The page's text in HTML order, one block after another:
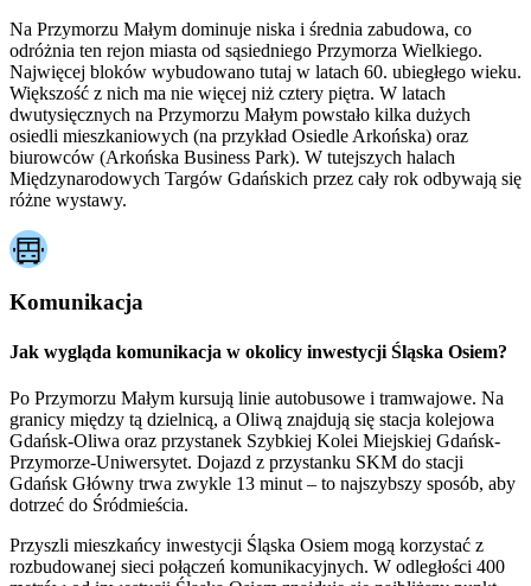
Na Przymorzu Małym dominuje niska i średnia zabudowa, co
odróżnia ten rejon miasta od sąsiedniego Przymorza Wielkiego.
Najwięcej bloków wybudowano tutaj w latach 60. ubiegłego wieku.
Większość z nich ma nie więcej niż cztery piętra. W latach
dwutysięcznych na Przymorzu Małym powstało kilka dużych
osiedli mieszkaniowych (na przykład Osiedle Arkońska) oraz
biurowców (Arkońska Business Park). W tutejszych halach
Międzynarodowych Targów Gdańskich przez cały rok odbywają się
różne wystawy.
Komunikacja
Jak wygląda komunikacja w okolicy inwestycji Śląska Osiem?
Po Przymorzu Małym kursują linie autobusowe i tramwajowe. Na
granicy między tą dzielnicą, a Oliwą znajdują się stacja kolejowa
Gdańsk-Oliwa oraz przystanek Szybkiej Kolei Miejskiej Gdańsk-
Przymorze-Uniwersytet. Dojazd z przystanku SKM do stacji
Gdańsk Główny trwa zwykle 13 minut – to najszybszy sposób, aby
dotrzeć do Śródmieścia.
Przyszli mieszkańcy inwestycji Śląska Osiem mogą korzystać z
rozbudowanej sieci połączeń komunikacyjnych. W odległości 400